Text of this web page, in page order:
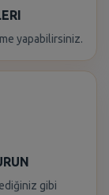
yapabilirsiniz.
gibi